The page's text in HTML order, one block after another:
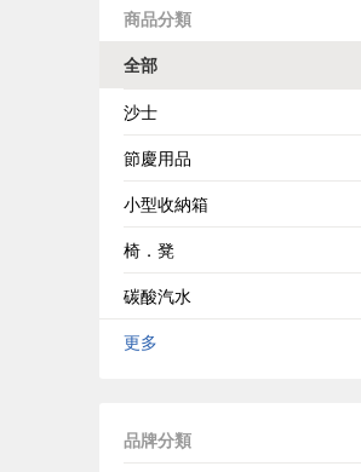
商品分類
全部
沙士
節慶用品
小型收納箱
椅．凳
碳酸汽水
更多
品牌分類